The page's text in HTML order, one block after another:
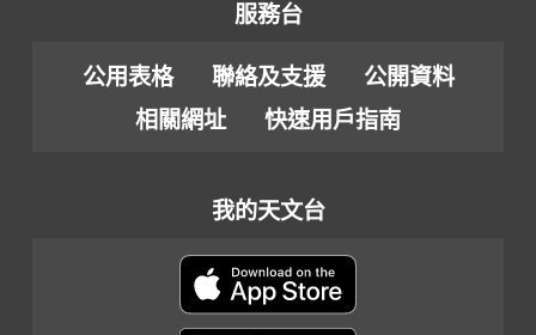
服務台
公用表格 聯絡及支援
公開資料
相關網址
快速用戶指南
我的天文台